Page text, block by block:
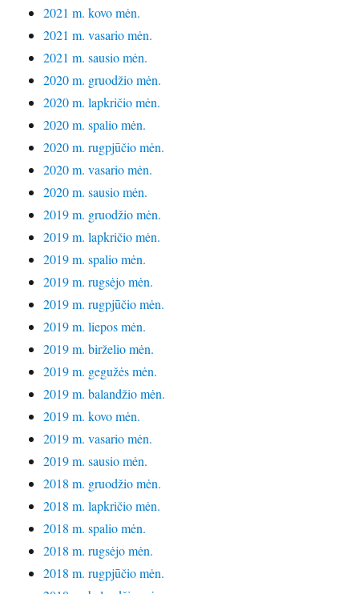
2021 m. kovo mėn.
2021 m. vasario mėn.
2021 m. sausio mėn.
2020 m. gruodžio mėn.
2020 m. lapkričio mėn.
2020 m. spalio mėn.
2020 m. rugpjūčio mėn.
2020 m. vasario mėn.
2020 m. sausio mėn.
2019 m. gruodžio mėn.
2019 m. lapkričio mėn.
2019 m. spalio mėn.
2019 m. rugsėjo mėn.
2019 m. rugpjūčio mėn.
2019 m. liepos mėn.
2019 m. birželio mėn.
2019 m. gegužės mėn.
2019 m. balandžio mėn.
2019 m. kovo mėn.
2019 m. vasario mėn.
2019 m. sausio mėn.
2018 m. gruodžio mėn.
2018 m. lapkričio mėn.
2018 m. spalio mėn.
2018 m. rugsėjo mėn.
2018 m. rugpjūčio mėn.